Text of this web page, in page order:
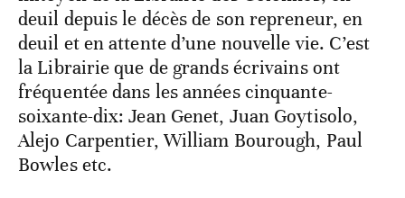
deuil depuis le décès de son repreneur, en
deuil et en attente d’une nouvelle vie. C’est
la Librairie que de grands écrivains ont
fréquentée dans les années cinquante-
soixante-dix: Jean Genet, Juan Goytisolo,
Alejo Carpentier, William Bourough, Paul
Bowles etc.